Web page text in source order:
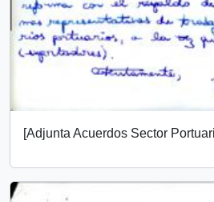
[Adjunta Acuerdos Sector